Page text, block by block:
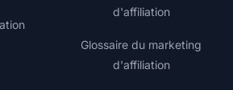
d'affiliation
Glossaire du marketing
d'affiliation